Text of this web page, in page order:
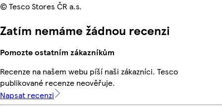
© Tesco Stores ČR a.s.
Zatím nemáme žádnou recenzi
Pomozte ostatním zákazníkům
Recenze na našem webu píší naši zákazníci. Tesco
publikované recenze neověřuje.
Napsat recenzi